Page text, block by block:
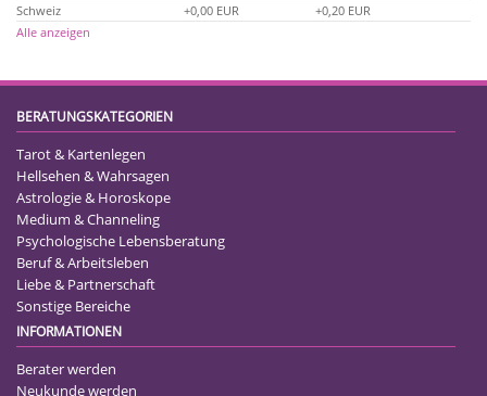
Schweiz
+0,00 EUR
+0,20 EUR
Alle anzeigen
BERATUNGSKATEGORIEN
Tarot & Kartenlegen
Hellsehen & Wahrsagen
Astrologie & Horoskope
Medium & Channeling
Psychologische Lebensberatung
Beruf & Arbeitsleben
Liebe & Partnerschaft
Sonstige Bereiche
INFORMATIONEN
Berater werden
Neukunde werden